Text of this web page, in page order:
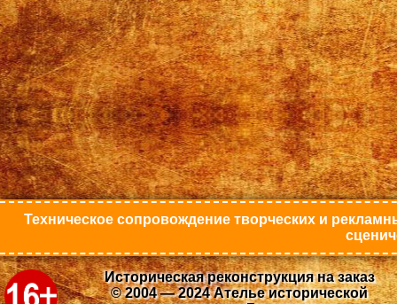
Техническое сопровождение творческих и
Историческая реконструкция на заказ
© 2004 — 2024 Ателье исторической